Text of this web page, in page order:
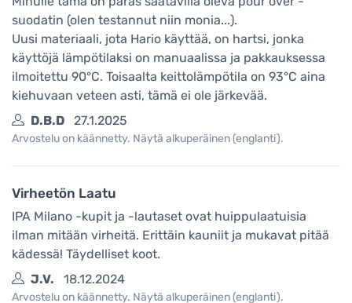
suodatin (olen testannut niin monia...).
Uusi materiaali, jota Hario käyttää, on hartsi, jonka
käyttöjä lämpötilaksi on manuaalissa ja pakkauksessa
ilmoitettu 90°C. Toisaalta keittolämpötila on 93°C aina
kiehuvaan veteen asti, tämä ei ole järkevää.
D.B.D
27.1.2025
Arvostelu on käännetty. Näytä alkuperäinen (englanti).
Virheetön Laatu
IPA Milano -kupit ja -lautaset ovat huippulaatuisia
ilman mitään virheitä. Erittäin kauniit ja mukavat pitää
kädessä! Täydelliset koot.
J.V.
18.12.2024
Arvostelu on käännetty. Näytä alkuperäinen (englanti).